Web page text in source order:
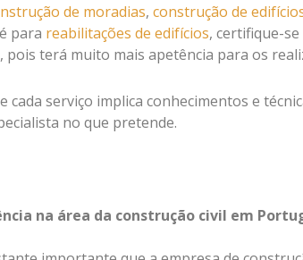
de moradias, construção de
para reabilitações de edifícios, certifique-
pois terá muito mais apetência para os
cada serviço implica conhecimentos e
no que pretende.
na área da construção civil em